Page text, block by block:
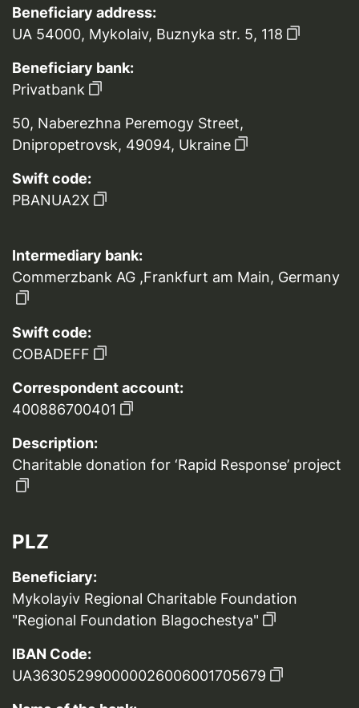
Beneficiary address:
UA 54000, Mykolaiv, Buznyka str. 5, 118
Beneficiary bank:
Privatbank
50, Naberezhna Peremogy Street,
Dnipropetrovsk, 49094, Ukraine
Swift code:
PBANUA2X
Intermediary bank:
Commerzbank AG ,Frankfurt am Main, Germany
Swift code:
COBADEFF
Correspondent account:
400886700401
Description:
Charitable donation for ‘Rapid Response’ project
PLZ
Beneficiary:
Mykolayiv Regional Charitable Foundation
"Regional Foundation Blagochestya"
IBAN Code:
UA363052990000026006001705679